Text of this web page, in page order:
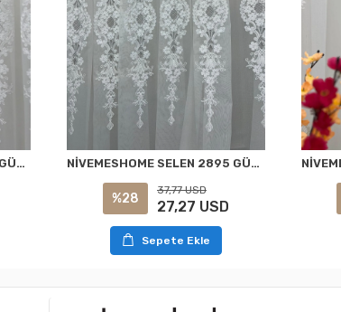
NİVEMESHOME SELEN 2895 GÜMÜŞ 1/2,5 PİLELİ TÜL PERDE APM NİVEMESHOME SELEN 2895 GÜMÜŞ 1/3 PİLELİ TÜL PERDE APM
%28
37,77 USD
27,27 USD
Sepete Ekle